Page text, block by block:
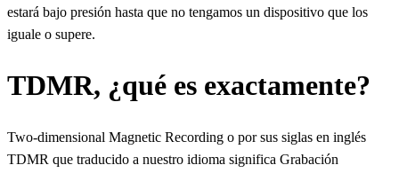
estará bajo presión hasta que no tengamos un dispositivo que los
iguale o supere.
TDMR, ¿qué es exactamente?
Two-dimensional Magnetic Recording o por sus siglas en inglés
TDMR que traducido a nuestro idioma significa Grabación